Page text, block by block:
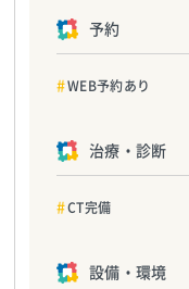
予約
WEB予約あり
治療・診断
CT完備
設備・環境